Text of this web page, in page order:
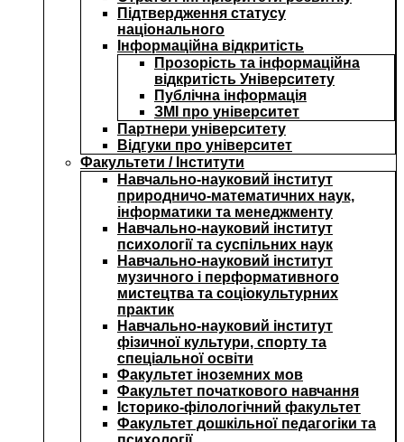
Підтвердження статусу
національного
Інформаційна відкритість
Прозорість та інформаційна
відкритість Університету
Публічна інформація
ЗМІ про університет
Партнери університету
Відгуки про університет
Факультети / Інститути
Навчально-науковий інститут
природничо-математичних наук,
інформатики та менеджменту
Навчально-науковий інститут
психології та суспільних наук
Навчально-науковий інститут
музичного і перформативного
мистецтва та соціокультурних
практик
Навчально-науковий інститут
фізичної культури, спорту та
спеціальної освіти
Факультет іноземних мов
Факультет початкового навчання
Історико-філологічний факультет
Факультет дошкільної педагогіки та